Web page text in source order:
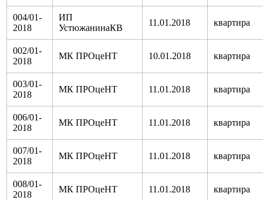
004/01-
2018
ИП
УстюжанинаКВ
11.01.2018 квартира
002/01-
2018
МК ПРОцеНТ 10.01.2018 квартира
003/01-
2018
МК ПРОцеНТ 11.01.2018 квартира
006/01-
2018
МК ПРОцеНТ 11.01.2018 квартира
007/01-
2018
МК ПРОцеНТ 11.01.2018 квартира
008/01-
2018
МК ПРОцеНТ 11.01.2018 квартира